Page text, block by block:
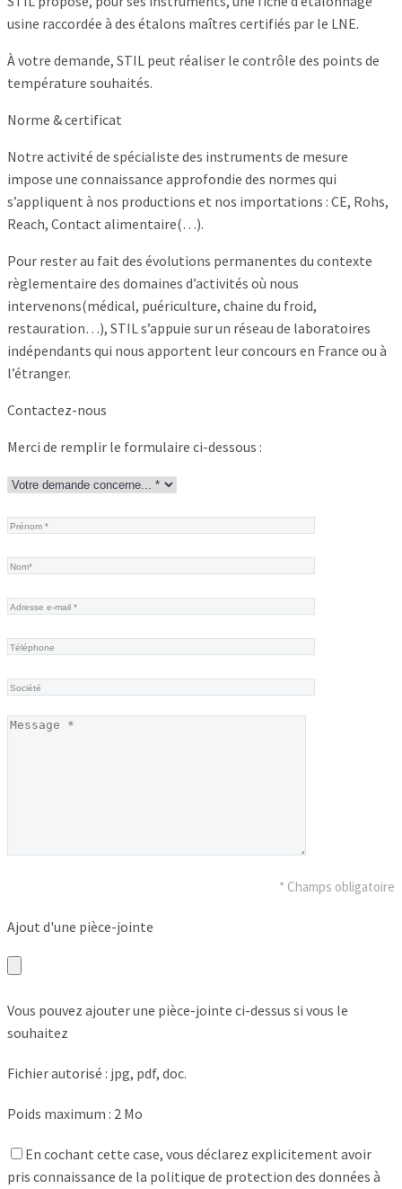
usine raccordée à des étalons maîtres certifiés par le LNE.
À votre demande, STIL peut réaliser le contrôle des points de
température souhaités.
Norme & certificat
Notre activité de spécialiste des instruments de mesure
impose une connaissance approfondie des normes qui
s’appliquent à nos productions et nos importations : CE, Rohs,
Reach, Contact alimentaire(…).
Pour rester au fait des évolutions permanentes du contexte
règlementaire des domaines d’activités où nous
intervenons(médical, puériculture, chaine du froid,
restauration…), STIL s’appuie sur un réseau de laboratoires
indépendants qui nous apportent leur concours en France ou à
l’étranger.
Contactez-nous
Merci de remplir le formulaire ci-dessous :
* Champs obligatoire
Ajout d'une pièce-jointe
Vous pouvez ajouter une pièce-jointe ci-dessus si vous le
souhaitez
Fichier autorisé : jpg, pdf, doc.
Poids maximum : 2 Mo
En cochant cette case, vous déclarez explicitement avoir
pris connaissance de la politique de protection des données à